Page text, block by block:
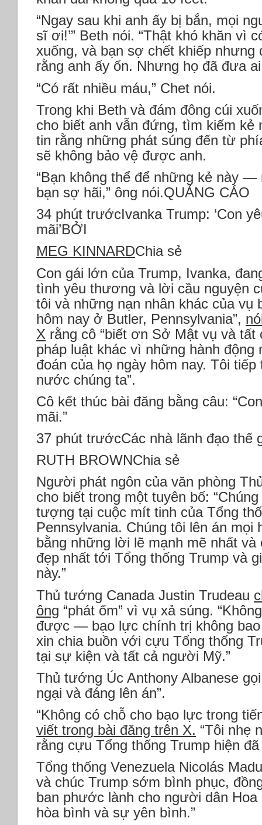
“Ngay sau khi anh ấy bị bắn, mọi
sĩ ơi!’” Beth nói. “Thật khó khăn vì
xuống, và bạn sợ chết khiếp nhưng
rằng anh ấy ổn. Nhưng họ đã đưa
“Có rất nhiều máu,” Chet nói.
Trong khi Beth và đám đông cúi
cho biết anh vẫn đứng, tìm kiếm kẻ
tin rằng những phát súng đến từ
sẽ không bảo vệ được anh.
“Bạn không thể để những kẻ này
bạn sợ hãi,” ông nói.QUẢNG CÁO
34 phút trướcIvanka Trump: ‘Con
mãi’BỞI
MEG KINNARDChia sẻ
Con gái lớn của Trump, Ivanka,
tình yêu thương và lời cầu nguyện
tôi và những nạn nhân khác của vụ
hôm nay ở Butler, Pennsylvania”,
X rằng cô “biết ơn Sở Mật vụ và
pháp luật khác vì những hành động
đoán của họ ngày hôm nay. Tôi
nước chúng ta”.
Cô kết thúc bài đăng bằng câu:
mãi.”
37 phút trướcCác nhà lãnh đạo
RUTH BROWNChia sẻ
Người phát ngôn của văn phòng
cho biết trong một tuyên bố:
tượng tại cuộc mít tinh của Tổng
Pennsylvania. Chúng tôi lên án
bằng những lời lẽ mạnh mẽ nhất
đẹp nhất tới Tổng thống Trump và
này.”
Thủ tướng Canada Justin Trudeau
ông “phát ốm” vì vụ xả súng.
được — bạo lực chính trị không
xin chia buồn với cựu Tổng thống
tại sự kiện và tất cả người Mỹ.”
Thủ tướng Úc Anthony Albanese
ngại và đáng lên án”.
“Không có chỗ cho bạo lực trong
viết trong bài đăng trên X. “Tôi nhẹ
rằng cựu Tổng thống Trump hiện đã
Tổng thống Venezuela Nicolás
và chúc Trump sớm bình phục,
ban phước lành cho người dân Hoa
hòa bình và sự yên bình.”